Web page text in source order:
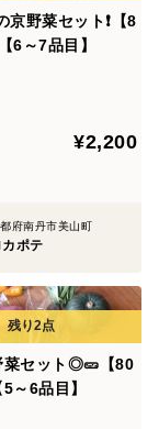
京野菜セット❗【8
6～7品目】
¥2,200
府南丹市美山町
カポテ
菜セット◎🥒【80
～6品目】